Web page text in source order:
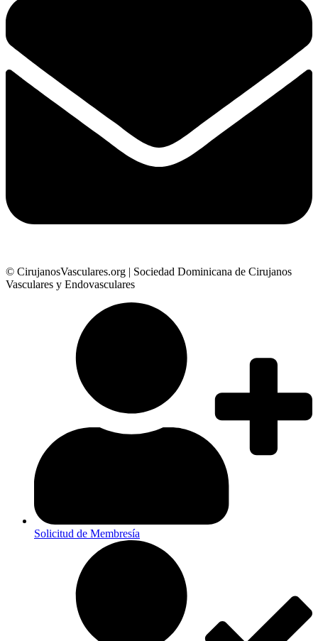
© CirujanosVasculares.org | Sociedad Dominicana de Cirujanos
Vasculares y Endovasculares
Solicitud de Membresía